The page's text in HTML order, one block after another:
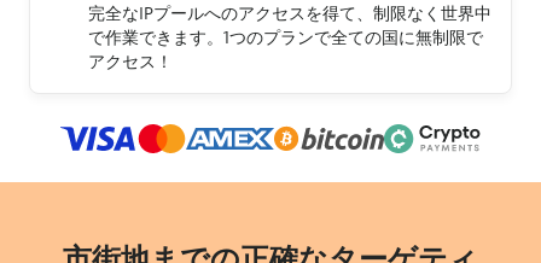
完全なIPプールへのアクセスを得て、制限なく世界中
で作業できます。1つのプランで全ての国に無制限で
アクセス！